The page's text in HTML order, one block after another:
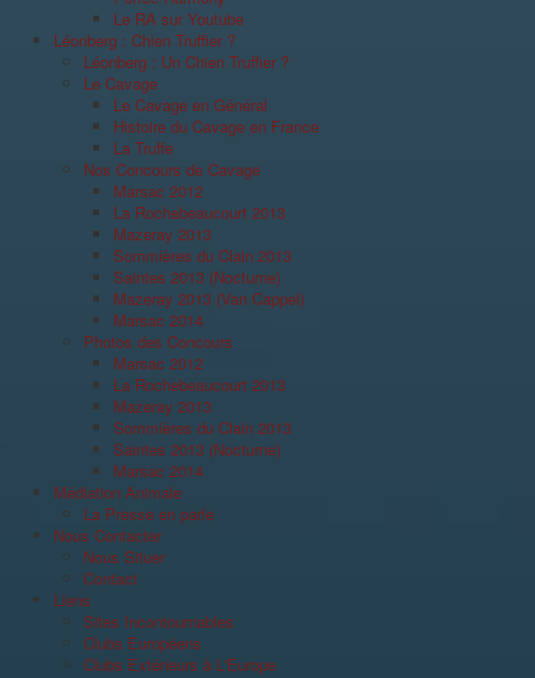
Le RA sur Youtube
Léonberg : Chien Truffier ?
Léonberg : Un Chien Truffier ?
Le Cavage
Le Cavage en Général
Histoire du Cavage en France
La Truffe
Nos Concours de Cavage
Marsac 2012
La Rochebeaucourt 2013
Mazeray 2013
Sommières du Clain 2013
Saintes 2013 (Nocturne)
Mazeray 2013 (Van Cappel)
Marsac 2014
Photos des Concours
Marsac 2012
La Rochebeaucourt 2013
Mazeray 2013
Sommières du Clain 2013
Saintes 2013 (Nocturne)
Marsac 2014
Médiation Animale
La Presse en parle
Nous Contacter
Nous Situer
Contact
Liens
Sites Incontournables
Clubs Européens
Clubs Extérieurs à L'Europe